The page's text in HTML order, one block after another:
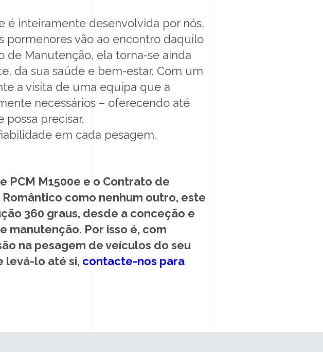
é inteiramente desenvolvida por nós,
pormenores vão ao encontro daquilo
de Manutenção, ela torna-se ainda
da sua saúde e bem-estar. Com um
a visita de uma equipa que a
necessários – oferecendo até
possa precisar.
em cada pesagem.
PCM M1500e e o Contrato de
como nenhum outro, este
360 graus, desde a conceção e
manutenção. Por isso é, com
na pesagem de veículos do seu
levá-lo até si, contacte-nos para